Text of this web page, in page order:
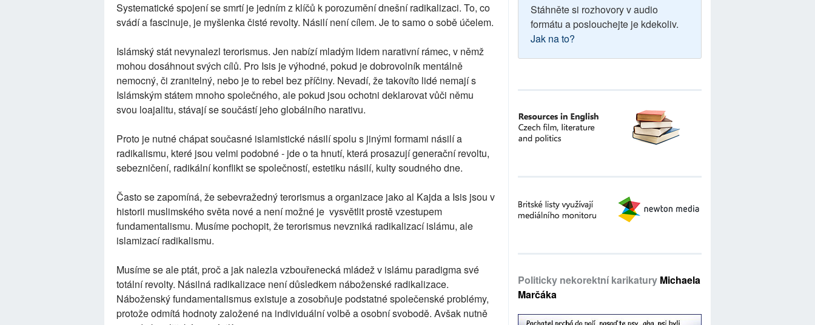
Systematické spojení se smrtí je jedním z klíčů k porozumění dnešní radikalizaci. To, co
svádí a fascinuje, je myšlenka čisté revolty. Násilí není cílem. Je to samo o sobě účelem.
Islámský stát nevynalezl terorismus. Jen nabízí mladým lidem narativní rámec, v němž
mohou dosáhnout svých cílů. Pro Isis je výhodné, pokud je dobrovolník mentálně
nemocný, či zranitelný, nebo je to rebel bez příčiny. Nevadí, že takovíto lidé nemají s
Islámským státem mnoho společného, ale pokud jsou ochotni deklarovat vůči němu
svou loajalitu, stávají se součástí jeho globálního narativu.
Proto je nutné chápat současné islamistické násilí spolu s jinými formami násilí a
radikalismu, které jsou velmi podobné - jde o ta hnutí, která prosazují generační revoltu,
sebezničení, radikální konflikt se společností, estetiku násilí, kulty soudného dne.
Často se zapomíná, že sebevražedný terorismus a organizace jako al Kajda a Isis jsou v
historii muslimského světa nové a není možné je vysvětlit prostě vzestupem
fundamentalismu. Musíme pochopit, že terorismus nevzniká radikalizací islámu, ale
islamizací radikalismu.
Musíme se ale ptát, proč a jak nalezla vzbouřenecká mládež v islámu paradigma své
totální revolty. Násilná radikalizace není důsledkem náboženské radikalizace.
Náboženský fundamentalismus existuje a zosobňuje podstatné společenské problémy,
protože odmítá hodnoty založené na individuální volbě a osobní svobodě. Avšak nutně
Stáhněte si rozhovory v audio
formátu a poslouchejte je kdekoliv.
Jak na to?
Politicky nekorektní karikatury Michaela
Marčáka